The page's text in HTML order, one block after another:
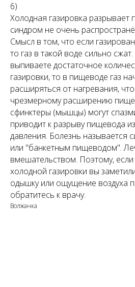
6)
Холодная газировка разрывает
синдром не очень
Смысл в том, что если
то газ в такой воде сильно
выпиваете достаточное
газировки, то в пищеводе газ
расширяться от нагревания,
чрезмерному расширению
сфинктеры (мышцы) могут
приводит к разрыву пищевода
давления. Болезнь называется
или "банкетным пищеводом".
вмешательством. Поэтому,
холодной газировки вы
одышку или ощущение воздуха
обратитесь к врачу.
Волжанка